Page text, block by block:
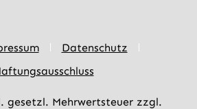
Datenschutz
gesetzl. Mehrwertsteuer zzgl.